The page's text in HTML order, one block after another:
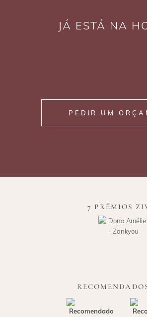
JÁ ESTÁ NA
PEDIR UM
7 PRÊMIOS